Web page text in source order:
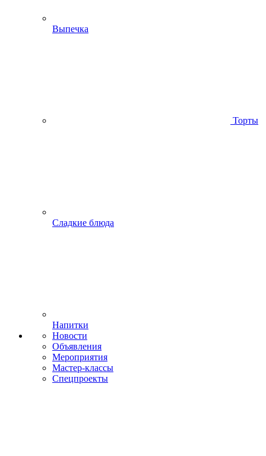
Выпечка
Торты
Сладкие блюда
Напитки
Новости
Объявления
Мероприятия
Мастер-классы
Спецпроекты